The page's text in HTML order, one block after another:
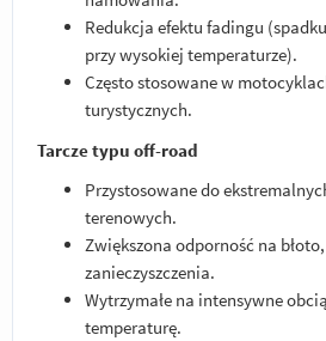
Redukcja efektu fadingu
przy wysokiej temperaturze).
Często stosowane w
turystycznych.
Tarcze typu off-road
Przystosowane do
terenowych.
Zwiększona odporność na
zanieczyszczenia.
Wytrzymałe na intensywne
temperaturę.